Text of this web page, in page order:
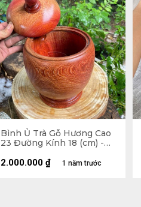
Bình Ủ Trà Gỗ Hương Cao
23 Đường Kính 18 (cm) -
1 năm trước
2.000.000 ₫